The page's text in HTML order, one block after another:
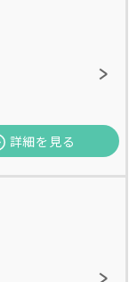
詳細を見る